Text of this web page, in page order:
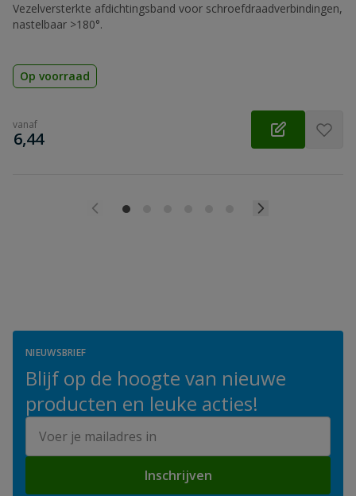
Vezelversterkte afdichtingsband voor schroefdraadverbindingen,
nastelbaar >180°.
Op voorraad
vanaf
€
6,44
NIEUWSBRIEF
Blijf op de hoogte van nieuwe
producten en leuke acties!
Inschrijven